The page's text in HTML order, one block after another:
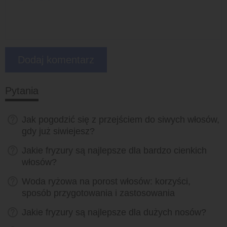
Pytania
Jak pogodzić się z przejściem do siwych włosów,
gdy już siwiejesz?
Jakie fryzury są najlepsze dla bardzo cienkich
włosów?
Woda ryżowa na porost włosów: korzyści,
sposób przygotowania i zastosowania
Jakie fryzury są najlepsze dla dużych nosów?